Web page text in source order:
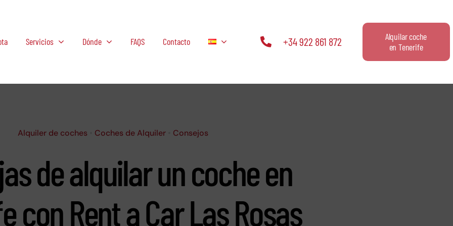
Servicios Dónde FAQS Contacto +34 922 861 872
Alquilar coche
en Tenerife
Alquiler de coches Coches de Alquiler Consejos
de alquilar un coche en
con Rent a Car Las Rosas